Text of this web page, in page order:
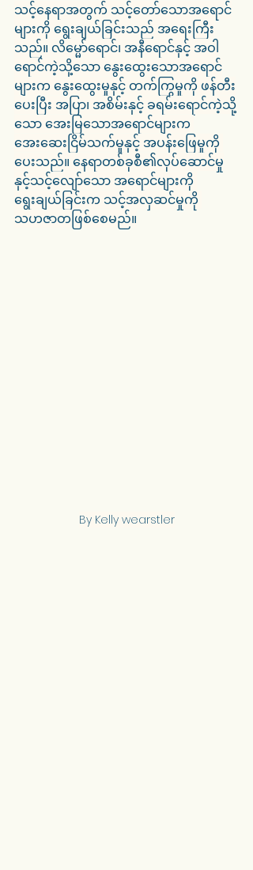
သင့်နေရာအတွက် သင့်တော်သောအရောင်
များကို ရွေးချယ်ခြင်းသည် အရေးကြီး
သည်။ လိမ္မော်ရောင်၊ အနီရောင်နှင့် အဝါ
ရောင်ကဲ့သို့သော နွေးထွေးသောအရောင်
များက နွေးထွေးမှုနှင့် တက်ကြွမှုကို ဖန်တီး
ပေးပြီး အပြာ၊ အစိမ်းနှင့် ခရမ်းရောင်ကဲ့သို့
သော အေးမြသောအရောင်များက
အေးဆေးငြိမ်သက်မှုနှင့် အပန်းဖြေမှုကို
ပေးသည်။ နေရာတစ်ခုစီ၏လုပ်ဆောင်မှု
နှင့်သင့်လျော်သော အရောင်များကို
ရွေးချယ်ခြင်းက သင့်အလှဆင်မှုကို
သဟဇာတဖြစ်စေမည်။
By Kelly wearstler